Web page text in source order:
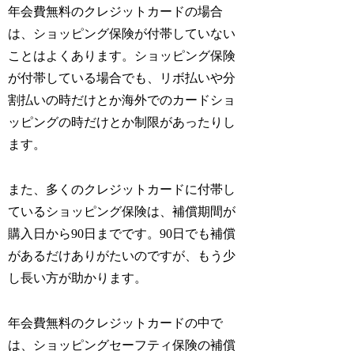
年会費無料のクレジットカードの場合
は、ショッピング保険が付帯していない
ことはよくあります。ショッピング保険
が付帯している場合でも、リボ払いや分
割払いの時だけとか海外でのカードショ
ッピングの時だけとか制限があったりし
ます。
また、多くのクレジットカードに付帯し
ているショッピング保険は、補償期間が
購入日から90日までです。90日でも補償
があるだけありがたいのですが、もう少
し長い方が助かります。
年会費無料のクレジットカードの中で
は、ショッピングセーフティ保険の補償